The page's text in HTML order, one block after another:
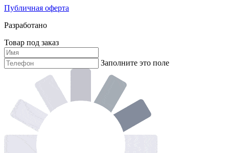
Публичная оферта
Разработано
Товар под заказ
Заполните это поле